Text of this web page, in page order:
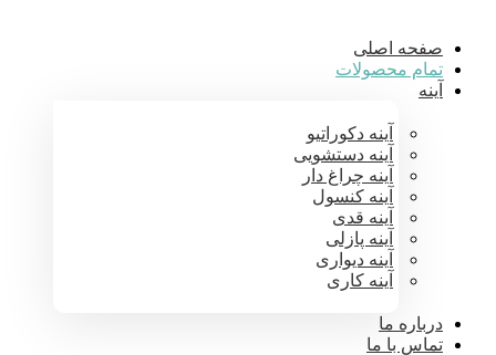
صفحه اصلی
تمام محصولات
آینه
آینه دکوراتیو
آینه دستشویی
آینه چراغ دار
آینه کنسول
آینه قدی
آینه پازلی
آینه دیواری
آینه کاری
درباره ما
تماس با ما